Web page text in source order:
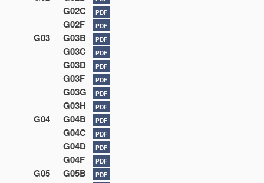
G02C PDF
G02F PDF
G03 G03B PDF
G03C PDF
G03D PDF
G03F PDF
G03G PDF
G03H PDF
G04 G04B PDF
G04C PDF
G04D PDF
G04F PDF
G05 G05B PDF